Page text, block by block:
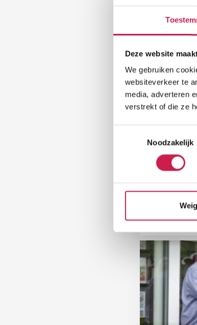
Deze website
We gebruiken
websiteverkeer te
media, adverteren
verstrekt of die ze
Noodzakelijk
2 januari 2025
collega
Loomans